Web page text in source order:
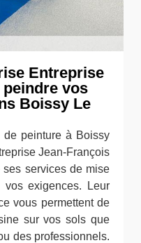
Entreprise
vos
Boissy Le
de peinture à Boissy
Jean-François
services de mise
exigences. Leur
vous permettent de
sur vos sols que
des professionnels.